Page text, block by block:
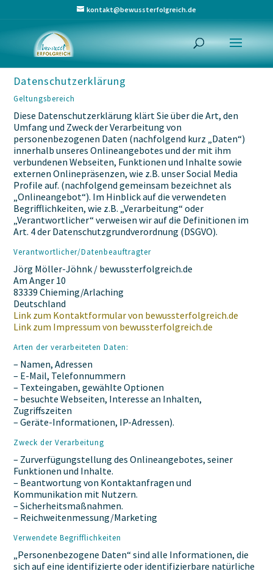
kontakt@bewussterfolgreich.de
Datenschutzerklärung
Geltungsbereich
Diese Datenschutzerklärung klärt Sie über die Art, den
Umfang und Zweck der Verarbeitung von
personenbezogenen Daten (nachfolgend kurz „Daten“)
innerhalb unseres Onlineangebotes und der mit ihm
verbundenen Webseiten, Funktionen und Inhalte sowie
externen Onlinepräsenzen, wie z.B. unser Social Media
Profile auf. (nachfolgend gemeinsam bezeichnet als
„Onlineangebot“). Im Hinblick auf die verwendeten
Begrifflichkeiten, wie z.B. „Verarbeitung“ oder
„Verantwortlicher“ verweisen wir auf die Definitionen im
Art. 4 der Datenschutzgrundverordnung (DSGVO).
Verantwortlicher/Datenbeauftragter
Jörg Möller-Jöhnk / bewussterfolgreich.de
Am Anger 10
83339 Chieming/Arlaching
Deutschland
Link zum Kontaktformular von bewussterfolgreich.de
Link zum Impressum von bewussterfolgreich.de
Arten der verarbeiteten Daten:
– Namen, Adressen
– E-Mail, Telefonnummern
– Texteingaben, gewählte Optionen
– besuchte Webseiten, Interesse an Inhalten,
Zugriffszeiten
– Geräte-Informationen, IP-Adressen).
Zweck der Verarbeitung
– Zurverfügungstellung des Onlineangebotes, seiner
Funktionen und Inhalte.
– Beantwortung von Kontaktanfragen und
Kommunikation mit Nutzern.
– Sicherheitsmaßnahmen.
– Reichweitenmessung/Marketing
Verwendete Begrifflichkeiten
„Personenbezogene Daten“ sind alle Informationen, die
sich auf eine identifizierte oder identifizierbare natürliche